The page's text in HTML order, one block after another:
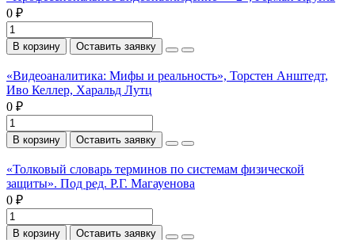
0 ₽
В корзину Оставить заявку
«Видеоаналитика: Мифы и реальность», Торстен Анштедт,
Иво Келлер, Харальд Лутц
0 ₽
В корзину Оставить заявку
«Толковый словарь терминов по системам физической
защиты». Под ред. Р.Г. Магауенова
0 ₽
В корзину Оставить заявку